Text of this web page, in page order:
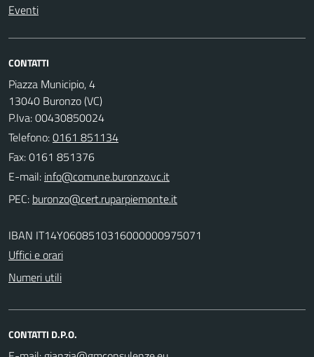
Eventi
CONTATTI
Piazza Municipio, 4
13040 Buronzo (VC)
P.Iva: 00430850024
Telefono:0161 851134
Fax: 0161 851376
E-mail:
PEC:
IBAN IT14Y0608510316000000975071
Uffici e orari
Numeri utili
CONTATTI D.P.O.